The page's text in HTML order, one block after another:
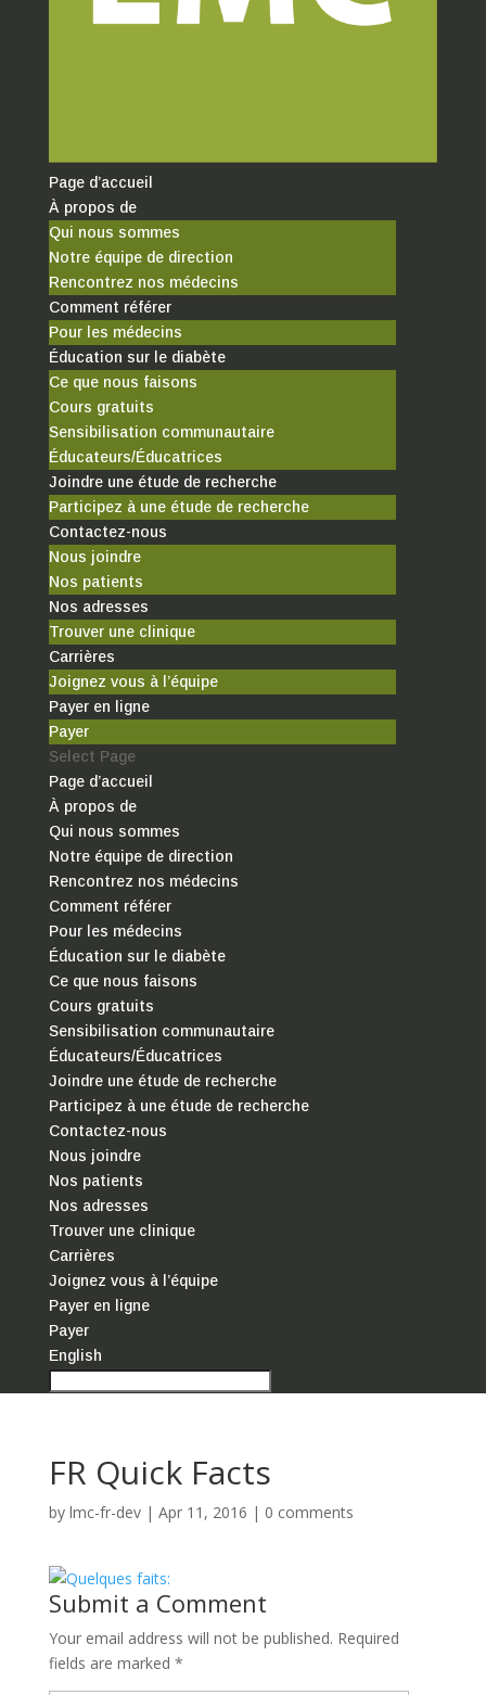
Page d’accueil
À propos de
Qui nous sommes
Notre équipe de direction
Rencontrez nos médecins
Comment référer
Pour les médecins
Éducation sur le diabète
Ce que nous faisons
Cours gratuits
Sensibilisation communautaire
Éducateurs/Éducatrices
Joindre une étude de recherche
Participez à une étude de recherche
Contactez-nous
Nous joindre
Nos patients
Nos adresses
Trouver une clinique
Carrières
Joignez vous à l’équipe
Payer en ligne
Payer
Select Page
Page d’accueil
À propos de
Qui nous sommes
Notre équipe de direction
Rencontrez nos médecins
Comment référer
Pour les médecins
Éducation sur le diabète
Ce que nous faisons
Cours gratuits
Sensibilisation communautaire
Éducateurs/Éducatrices
Joindre une étude de recherche
Participez à une étude de recherche
Contactez-nous
Nous joindre
Nos patients
Nos adresses
Trouver une clinique
Carrières
Joignez vous à l’équipe
Payer en ligne
Payer
English
FR Quick Facts
by lmc-fr-dev| Apr 11, 2016 | 0 comments
Submit a Comment
Your email address will not be published. Required
fields are marked *